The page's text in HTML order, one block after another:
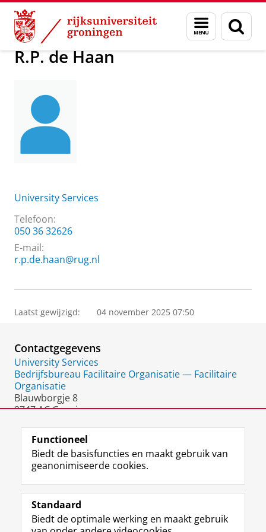
Skip
Content
Skip
Navigation
Menu
en
zoeken
Over ons R.P. de Haan
R.P. de Haan
University Services
Telefoon:
050 36 32626
E-mail:
r.p.de.haan@rug.nl
Laatst gewijzigd: 04 november 2025 07:50
Contactgegevens
University Services
Bedrijfsbureau Facilitaire Organisatie — Facilitaire
Organisatie
Blauwborgje 8
9747 AC Groningen
Volg de RUG
F
a
e
L
i
k
R
S
-
I
n
t
Y
o
T
Studiekiezers
Functioneel
Biedt de basisfuncties en maakt gebruik van
geanonimiseerde cookies.
Standaard
Biedt de optimale werking en maakt gebruik